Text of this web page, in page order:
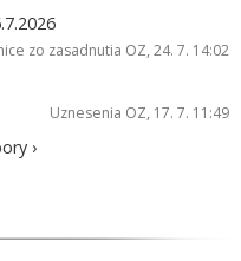
zo zasadnutia OZ, 24. 7. 14:02
Uznesenia OZ, 17. 7. 11:49
›